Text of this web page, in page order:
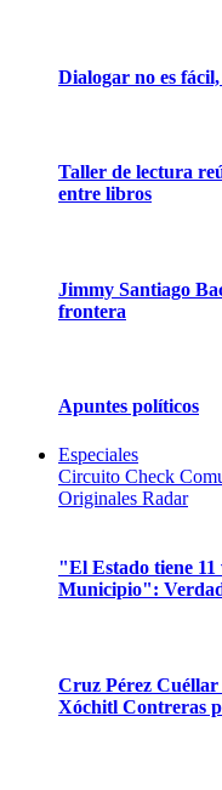
Dialogar no es
Taller de lectura
entre libros
Jimmy Santiago
frontera
Apuntes políticos
Especiales
Circuito Check
Originales Radar
"El Estado tiene 11
Municipio":
Cruz Pérez
Xóchitl Contreras